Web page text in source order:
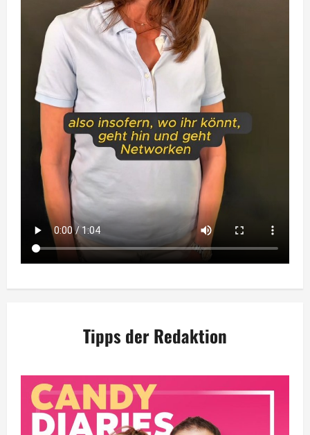
Tipps der Redaktion